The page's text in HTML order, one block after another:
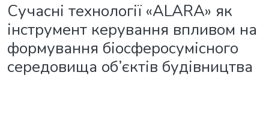
Сучасні технології «ALARA» як
інструмент керування впливом на
формування біосферосумісного
середовища об’єктів будівництва